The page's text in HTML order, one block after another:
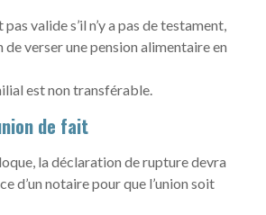
pas valide s’il n’y a pas de testament,
verser une pension alimentaire en
est non transférable.
de fait
la déclaration de rupture devra
d’un notaire pour que l’union soit